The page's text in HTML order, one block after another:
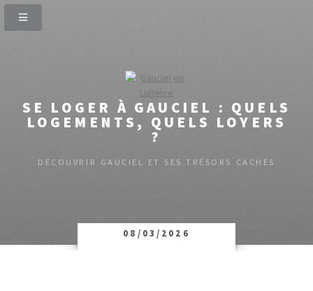
SE LOGER À GAUCIEL : QUELS
LOGEMENTS, QUELS LOYERS
?
DÉCOUVRIR GAUCIEL ET SES TRÉSORS CACHÉS
08/03/2026